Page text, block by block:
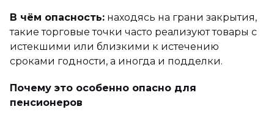
В чём опасность: находясь на грани закрытия,
такие торговые точки часто реализуют товары с
истекшими или близкими к истечению
сроками годности, а иногда и подделки.
Почему это особенно опасно для
пенсионеров